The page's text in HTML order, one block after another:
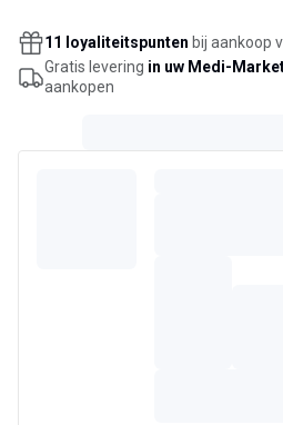
11 loyaliteitspunten bij aankoop
Gratis levering in uw Medi-
aankopen